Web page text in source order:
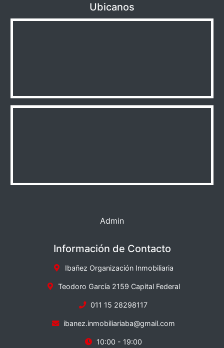
Ubicanos
Admin
Información de Contacto
Ibañez Organización Inmobiliaria
Teodoro García 2159 Capital Federal
011 15 28298117
ibanez.inmobiliariaba@gmail.com
10:00 - 19:00